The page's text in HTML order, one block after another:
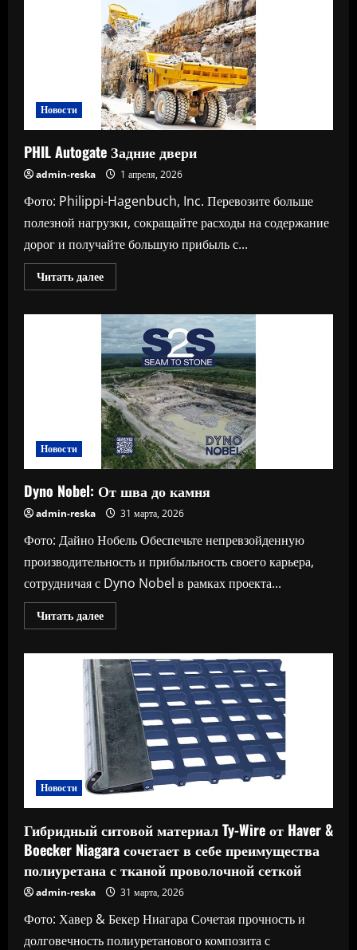
решения
и
ресурсы,
ориентированные
на
горнодобывающую
промышленность
Новости
PHIL Autogate Задние двери
admin-reska 1 апреля, 2026
Фото: Philippi-Hagenbuch, Inc. Перевозите больше
полезной нагрузки, сокращайте расходы на содержание
дорог и получайте большую прибыль с...
Читать далееПрочитать
больше
Autogate
Задние
двери
Новости
Dyno Nobel: От шва до камня
admin-reska 31 марта, 2026
Фото: Дайно Нобель Обеспечьте непревзойденную
производительность и прибыльность своего карьера,
сотрудничая с Dyno Nobel в рамках проекта...
Читать далееПрочитать
больше
Nobel:
От
шва
до
камня
Новости
Гибридный ситовой материал Ty-Wire от Haver &
Boecker Niagara сочетает в себе преимущества
полиуретана с тканой проволочной сеткой
admin-reska 31 марта, 2026
Фото: Хавер & Бекер Ниагара Сочетая прочность и
долговечность полиуретанового композита с